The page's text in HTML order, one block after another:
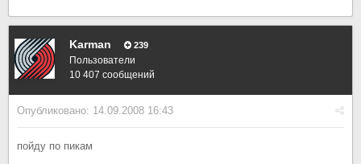
Karman 239
Пользователи
10 407 сообщений
Опубликовано: 14.09.2008 16:43
пойду по пикам